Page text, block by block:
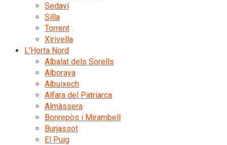
Sedaví
Silla
Torrent
Xirivella
L’Horta Nord
Albalat dels Sorells
Alboraya
Albuixech
Alfara del Patriarca
Almàssera
Bonrepòs i Mirambell
Burjassot
El Puig